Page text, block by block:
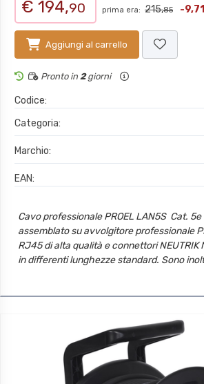
€ 194,90 prima era: 215,85 -
Aggiungi al carrello
Pronto in 2giorni
Codice:
Categoria:
Marchio:
EAN:
Cavo professionale PROEL LAN5S  Cat.
assemblato su avvolgitore professionale
RJ45 di alta qualità e connettori NEUTRIK
in differenti lunghezze standard. Sono